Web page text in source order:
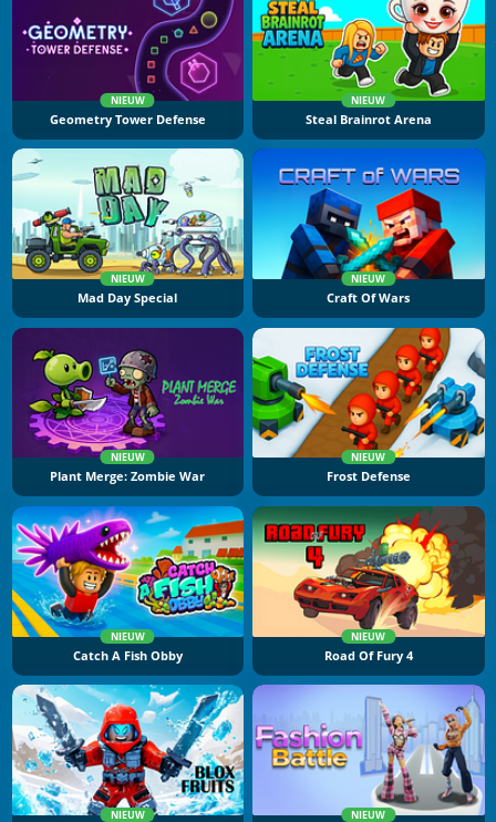
NIEUW
Geometry Tower Defense
NIEUW
Steal Brainrot Arena
NIEUW
Mad Day Special
NIEUW
Craft Of Wars
NIEUW
Plant Merge: Zombie War
NIEUW
Frost Defense
NIEUW
Catch A Fish Obby
NIEUW
Road Of Fury 4
NIEUW NIEUW